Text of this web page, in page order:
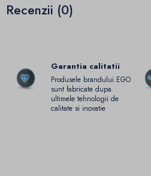
Recenzii (0)
Garantia calitatii
Produsele brandului EGO
sunt fabricate dupa
ultimele tehnologii de
calitate si inovatie